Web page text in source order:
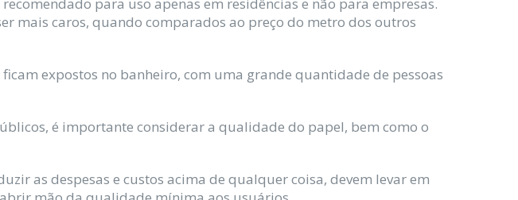
mais caros, quando comparados ao preço do metro dos outros
expostos no banheiro, com uma grande quantidade de pessoas
é importante considerar a qualidade do papel, bem como o
as despesas e custos acima de qualquer coisa, devem levar em